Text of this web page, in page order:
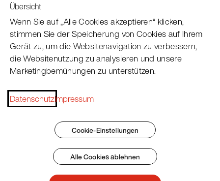
Pacojet Newsletter
Möchten Sie regelmäßig über Neuigkeiten,
Laufenden bleiben?
Jetzt abonnieren
Übersicht
Wenn Sie auf „Alle Cookies akzeptieren“ klicken,
stimmen Sie der Speicherung von Cookies auf Ihrem
Gerät zu, um die Websitenavigation zu verbessern,
die Websitenutzung zu analysieren und unsere
Marketingbemühungen zu unterstützen.
DatenschutzImpressum
Cookie-Einstellungen
Alle Cookies ablehnen